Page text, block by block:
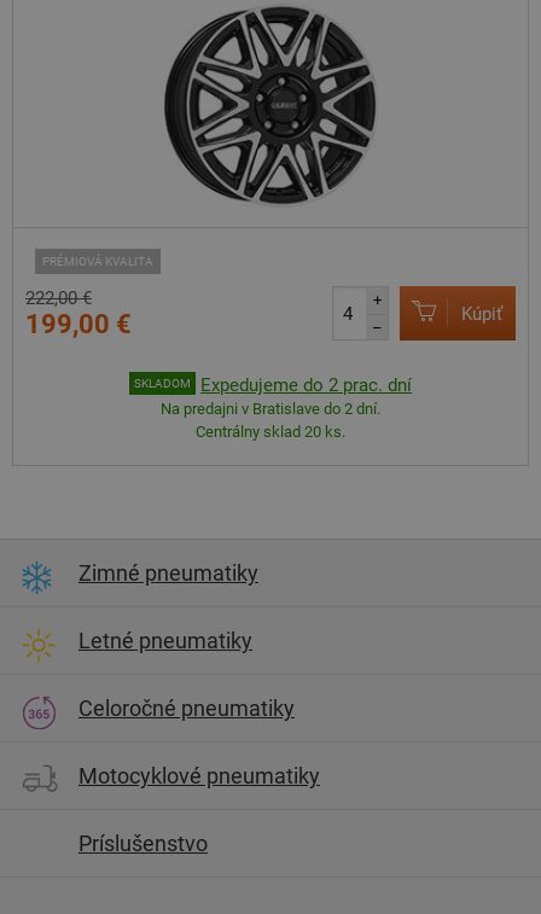
PRÉMIOVÁ KVALITA
222,00 €
199,00 €
+
–
Kúpiť
SKLADOM Expedujeme do 2 prac. dní
Na predajni v Bratislave do 2 dní.
Centrálny sklad 20 ks.
Zimné pneumatiky
Letné pneumatiky
Celoročné pneumatiky
Motocyklové pneumatiky
Príslušenstvo